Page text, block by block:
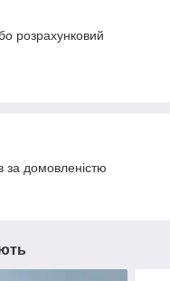
розрахунковий
за домовленістю